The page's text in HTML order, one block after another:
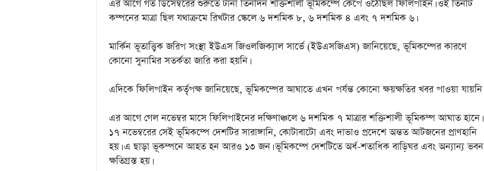
এর আগে গত ডিসেম্বরের শুরুতে টানা তিনদিন শক্তিশালী ভূমিকম্পে কেঁপে ওঠেছিল ফিলিপাইন। ওই তিনটি
কম্পনের মাত্রা ছিল যথাক্রমে রিখটার স্কেলে ৬ দশমিক ৮, ৬ দশমিক ৪ এবং ৭ দশমিক ৬।
মার্কিন ভূতাত্ত্বিক জরিপ সংস্থা ইউএস জিওলজিক্যাল সার্ভে (ইউএসজিএস) জানিয়েছে, ভূমিকম্পের কারণে
কোনো সুনামির সতর্কতা জারি করা হয়নি।
এদিকে ফিলিপাইন কর্তৃপক্ষ জানিয়েছে, ভূমিকম্পের আঘাতে এখন পর্যন্ত কোনো ক্ষয়ক্ষতির খবর পাওয়া যায়নি।
এর আগে গেল নভেম্বর মাসে ফিলিপাইনের দক্ষিণাঞ্চলে ৬ দশমিক ৭ মাত্রার শক্তিশালী ভূমিকম্প আঘাত হানে।
১৭ নভেম্বরের সেই ভূমিকম্পে দেশটির সারাঙ্গানি, কোটাবাটো এবং দাভাও প্রদেশে অন্তত আটজনের প্রাণহানি
হয়। এ ছাড়া ভূকম্পনে আহত হন আরও ১৩ জন। ভূমিকম্পে দেশটিতে অর্ধ-শতাধিক বাড়িঘর এবং অন্যান্য ভবন
ক্ষতিগ্রস্ত হয়।